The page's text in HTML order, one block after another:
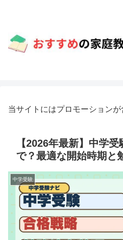
当サイトにはプロモーションが
【2026年最新】中学
で？最適な開始時期と
中学受験